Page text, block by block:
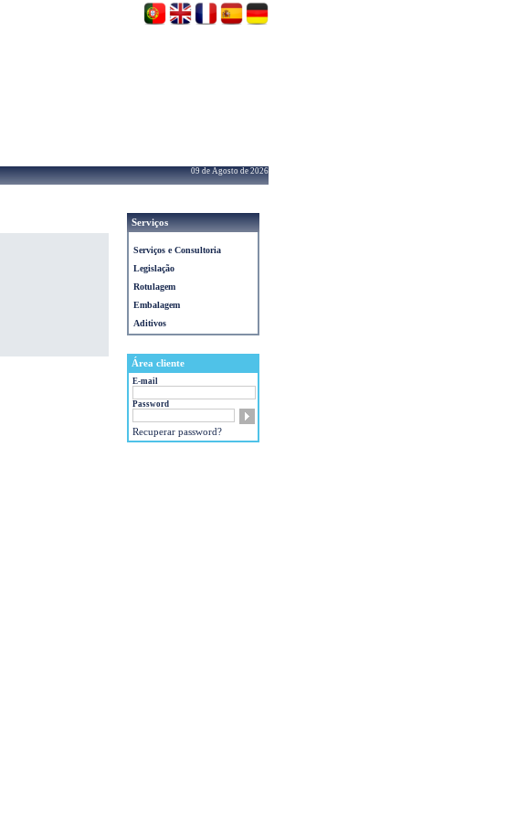
09 de Agosto de 2026
Serviços
Serviços e Consultoria
Legislação
Rotulagem
Embalagem
Aditivos
Área cliente
E-mail
Password
Recuperar password?